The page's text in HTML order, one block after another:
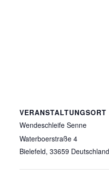
VERANSTALTUNGSORT
Wendeschleife Senne
Waterboerstraße 4
Bielefeld, 33659 Deutschland